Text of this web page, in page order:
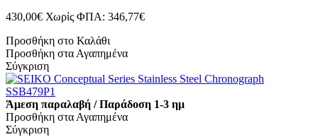
430,00€ Χωρίς ΦΠΑ: 346,77€
Προσθήκη στο Καλάθι
Προσθήκη στα Αγαπημένα
Σύγκριση
Άμεση παραλαβή / Παράδοση 1-3 ημ
Προσθήκη στα Αγαπημένα
Σύγκριση